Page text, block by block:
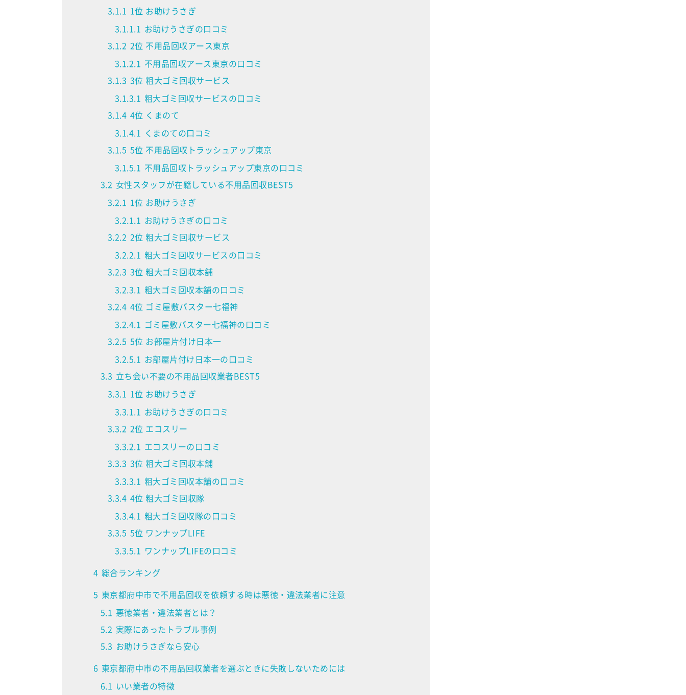
3.1.1 1位 お助けうさぎ
3.1.1.1 お助けうさぎの口コミ
3.1.2 2位 不用品回収アース東京
3.1.2.1 不用品回収アース東京の口コミ
3.1.3 3位 粗大ゴミ回収サービス
3.1.3.1 粗大ゴミ回収サービスの口コミ
3.1.4 4位 くまのて
3.1.4.1 くまのての口コミ
3.1.5 5位 不用品回収トラッシュアップ東京
3.1.5.1 不用品回収トラッシュアップ東京の口コミ
3.2 女性スタッフが在籍している不用品回収BEST5
3.2.1 1位 お助けうさぎ
3.2.1.1 お助けうさぎの口コミ
3.2.2 2位 粗大ゴミ回収サービス
3.2.2.1 粗大ゴミ回収サービスの口コミ
3.2.3 3位 粗大ゴミ回収本舗
3.2.3.1 粗大ゴミ回収本舗の口コミ
3.2.4 4位 ゴミ屋敷バスター七福神
3.2.4.1 ゴミ屋敷バスター七福神の口コミ
3.2.5 5位 お部屋片付け日本一
3.2.5.1 お部屋片付け日本一の口コミ
3.3 立ち会い不要の不用品回収業者BEST5
3.3.1 1位 お助けうさぎ
3.3.1.1 お助けうさぎの口コミ
3.3.2 2位 エコスリー
3.3.2.1 エコスリーの口コミ
3.3.3 3位 粗大ゴミ回収本舗
3.3.3.1 粗大ゴミ回収本舗の口コミ
3.3.4 4位 粗大ゴミ回収隊
3.3.4.1 粗大ゴミ回収隊の口コミ
3.3.5 5位 ワンナップLIFE
3.3.5.1 ワンナップLIFEの口コミ
4 総合ランキング
5 東京都府中市で不用品回収を依頼する時は悪徳・違法業者に注意
5.1 悪徳業者・違法業者とは？
5.2 実際にあったトラブル事例
5.3 お助けうさぎなら安心
6 東京都府中市の不用品回収業者を選ぶときに失敗しないためには
6.1 いい業者の特徴